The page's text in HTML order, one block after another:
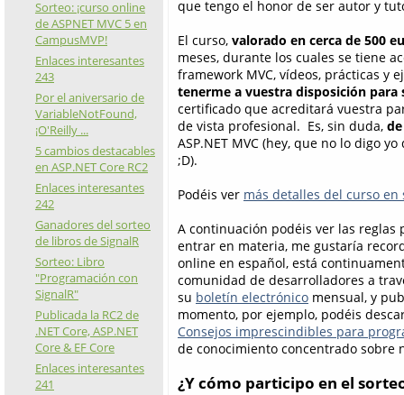
Sorteo: ¡curso online
de ASPNET MVC 5 en
CampusMVP!
Enlaces interesantes
243
Por el aniversario de
VariableNotFound,
¡O'Reilly ...
5 cambios destacables
en ASP.NET Core RC2
Enlaces interesantes
242
Ganadores del sorteo
de libros de SignalR
Sorteo: Libro
"Programación con
SignalR"
Publicada la RC2 de
.NET Core, ASP.NET
Core & EF Core
Enlaces interesantes
241
que tengo el honor de ser autor y
El curso, valorado en cerca de 500
meses, durante los cuales se tiene
framework MVC, vídeos, prácticas y
tenerme a vuestra disposición para
certificado que acreditará vuestra
de vista profesional. Es, sin duda,
ASP.NET MVC (hey, que no lo digo
;D).
Podéis ver más detalles del curso
A continuación podéis ver las
entrar en materia, me gustaría
online en español, está
comunidad de desarrolladores a
su boletín electrónico mensual, y
momento, por ejemplo, podéis
Consejos imprescindibles para
de conocimiento concentrado sobre
¿Y cómo participo en el